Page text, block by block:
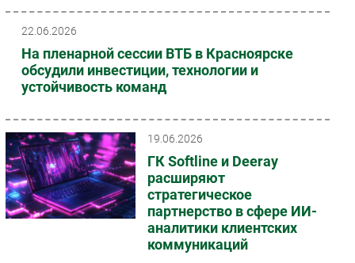
22.06.2026
На пленарной сессии ВТБ в Красноярске
обсудили инвестиции, технологии и
устойчивость команд
19.06.2026
ГК Softline и Deeray
расширяют
стратегическое
партнерство в сфере ИИ-
аналитики клиентских
коммуникаций